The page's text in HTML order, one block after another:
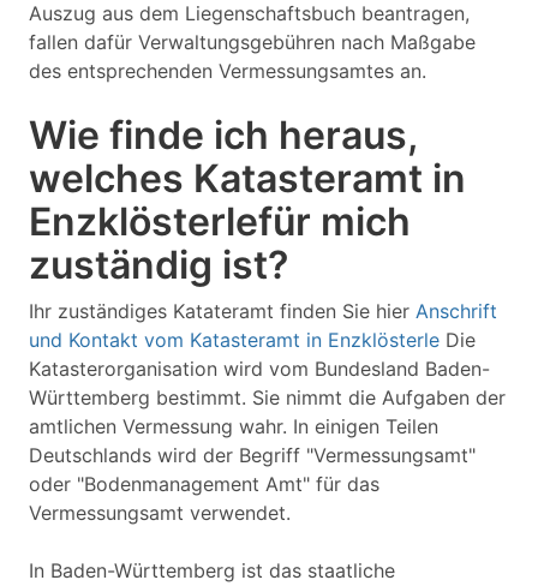
Auszug aus dem Liegenschaftsbuch beantragen,
fallen dafür Verwaltungsgebühren nach Maßgabe
des entsprechenden Vermessungsamtes an.
Wie finde ich heraus,
welches Katasteramt in
Enzklösterlefür mich
zuständig ist?
Ihr zuständiges Katateramt finden Sie hier Anschrift
und Kontakt vom Katasteramt in Enzklösterle Die
Katasterorganisation wird vom Bundesland Baden-
Württemberg bestimmt. Sie nimmt die Aufgaben der
amtlichen Vermessung wahr. In einigen Teilen
Deutschlands wird der Begriff "Vermessungsamt"
oder "Bodenmanagement Amt" für das
Vermessungsamt verwendet.
In Baden-Württemberg ist das staatliche